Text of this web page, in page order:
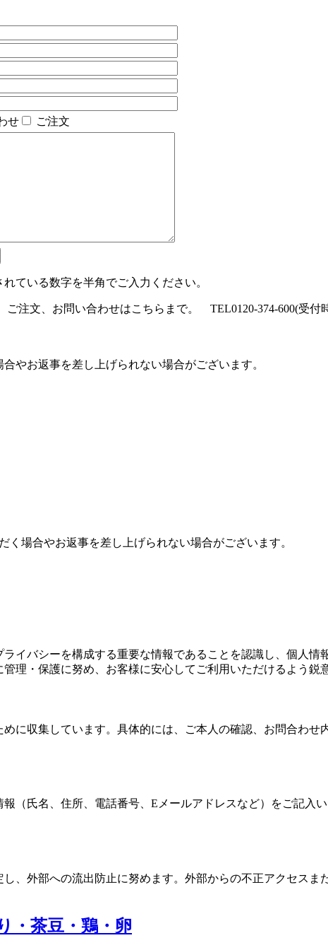
せ ご注文
ている数字を半角でご入力ください。
やお返事を差し上げられない場合がございます。
く場合やお返事を差し上げられない場合がございます。
イバシーを構成する重要な情報であることを認識し、個人
理・保護に努め、お客様に安心してご利用いただけるよう鋭
に収集しています。具体的には、ご本人の確認、お問合わせ
（氏名、住所、電話番号、Eメールアドレスなど）をご記入
、外部への流出防止に努めます。外部からの不正アクセス